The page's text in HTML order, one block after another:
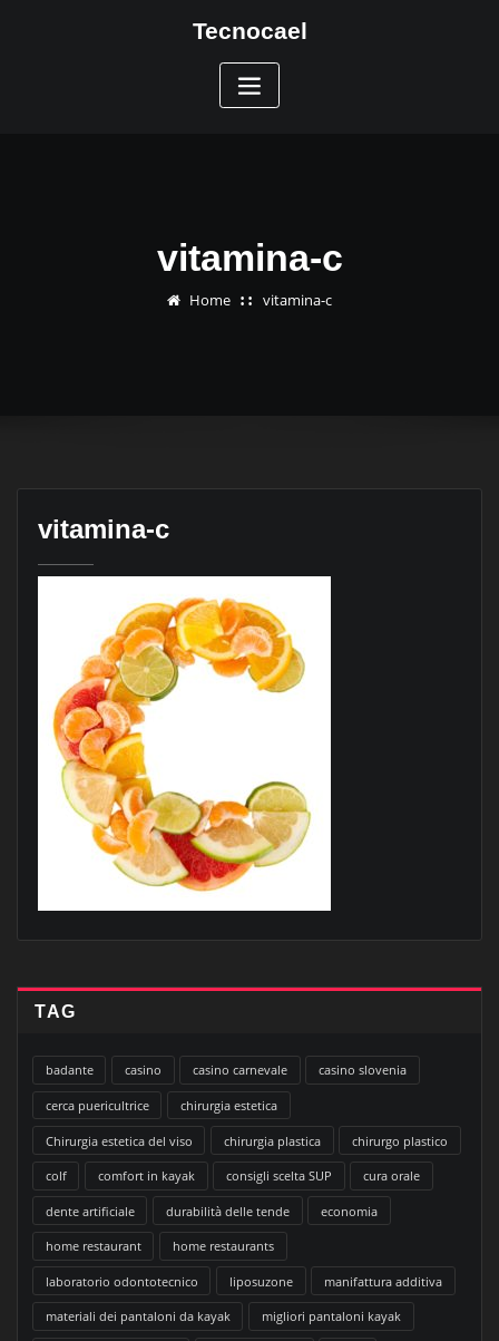
Tecnocael
vitamina-c
Home vitamina-c
vitamina-c
TAG
badante casino casino carnevale casino slovenia
cerca puericultrice chirurgia estetica
Chirurgia estetica del viso chirurgia plastica chirurgo plastico
colf comfort in kayak consigli scelta SUP cura orale
dente artificiale durabilità delle tende economia
home restaurant home restaurants
laboratorio odontotecnico liposuzone manifattura additiva
materiali dei pantaloni da kayak migliori pantaloni kayak